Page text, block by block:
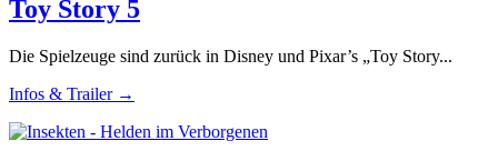
Toy Story 5
Die Spielzeuge sind zurück in Disney und Pixar’s „Toy Story...
Infos & Trailer →